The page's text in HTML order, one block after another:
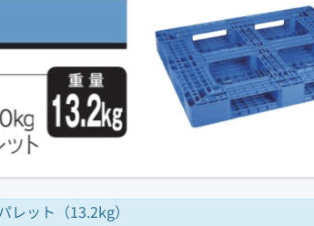
ット（13.2kg）